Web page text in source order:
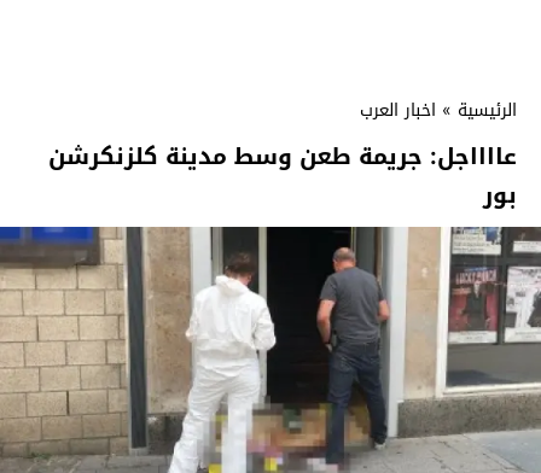
الرئيسية » اخبار العرب
عااااجل: جريمة طعن وسط مدينة كلزنكرشن
بور